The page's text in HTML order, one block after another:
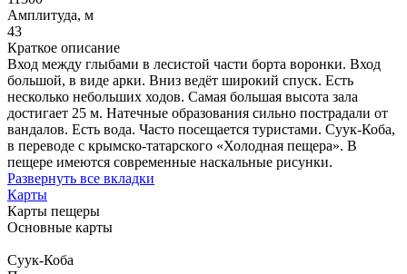
Амплитуда, м
43
Краткое описание
Вход между глыбами в лесистой части борта воронки. Вход
большой, в виде арки. Вниз ведёт широкий спуск. Есть
несколько небольших ходов. Самая большая высота зала
достигает 25 м. Натечные образования сильно пострадали от
вандалов. Есть вода. Часто посещается туристами. Суук-Коба,
в переводе с крымско-татарского «Холодная пещера». В
пещере имеются современные наскальные рисунки.
Развернуть все вкладки
Карты
Карты пещеры
Основные карты
Суук-Коба